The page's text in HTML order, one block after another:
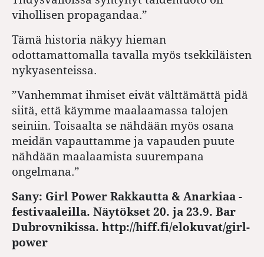
vihollisen propagandaa.”
Tämä historia näkyy hieman
odottamattomalla tavalla myös tsekkiläisten
nykyasenteissa.
”Vanhemmat ihmiset eivät välttämättä pidä
siitä, että käymme maalaamassa talojen
seiniin. Toisaalta se nähdään myös osana
meidän vapauttamme ja vapauden puute
nähdään maalaamista suurempana
ongelmana.”
Sany: Girl Power Rakkautta & Anarkiaa -
festivaaleilla. Näytökset 20. ja 23.9. Bar
Dubrovnikissa. http://hiff.fi/elokuvat/girl-
power